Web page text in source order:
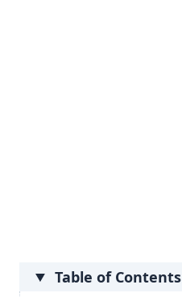
Table of Contents